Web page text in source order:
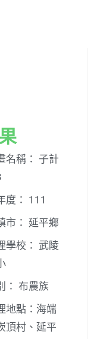
名稱： 子計
度： 111
市： 延平鄉
學校：
武陵
： 布農族
地點：海端
頂村、延平